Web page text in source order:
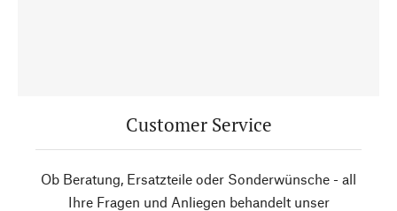
Customer Service
Ob Beratung, Ersatzteile oder Sonderwünsche - all
Ihre Fragen und Anliegen behandelt unser